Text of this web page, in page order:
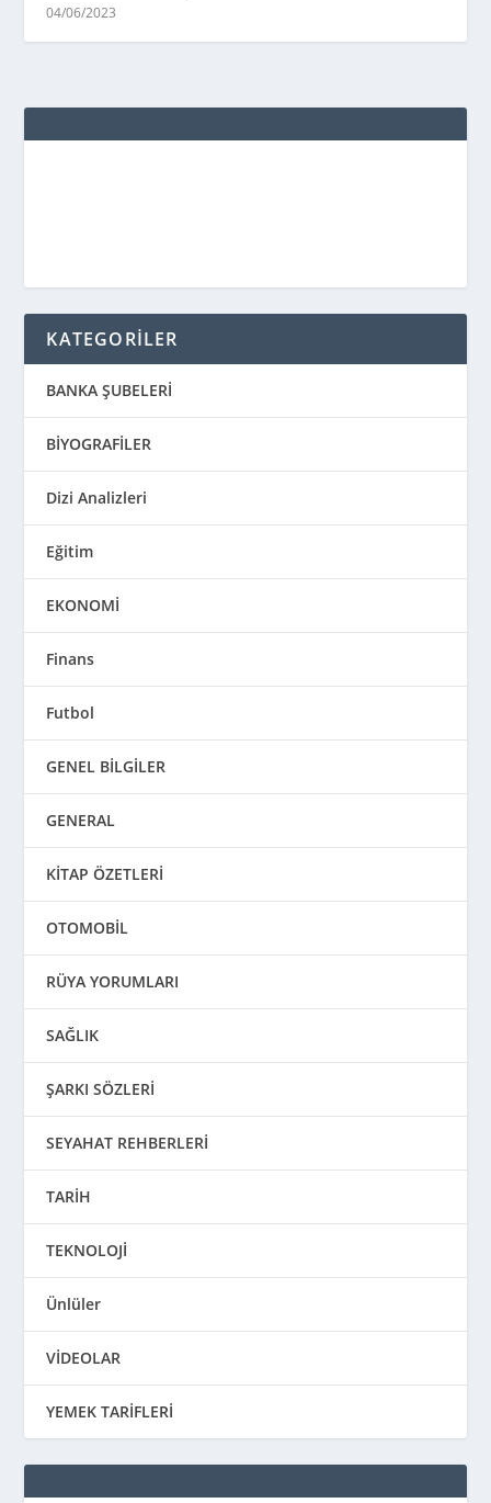
04/06/2023
KATEGORİLER
BANKA ŞUBELERİ
BİYOGRAFİLER
Dizi Analizleri
Eğitim
EKONOMİ
Finans
Futbol
GENEL BİLGİLER
GENERAL
KİTAP ÖZETLERİ
OTOMOBİL
RÜYA YORUMLARI
SAĞLIK
ŞARKI SÖZLERİ
SEYAHAT REHBERLERİ
TARİH
TEKNOLOJİ
Ünlüler
VİDEOLAR
YEMEK TARİFLERİ